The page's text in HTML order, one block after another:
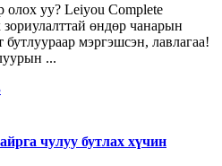
олох уу? Leiyou Complete
өндөр чанарын
мэргэшсэн, лавлагаа!
...
чулуу бутлах хүчин